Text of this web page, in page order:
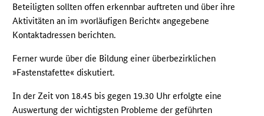
Beteiligten sollten offen erkennbar auftreten und über ihre
Aktivitäten an im »vorläufigen Bericht« angegebene
Kontaktadressen berichten.
Ferner wurde über die Bildung einer überbezirklichen
»Fastenstafette« diskutiert.
In der Zeit von 18.45 bis gegen 19.30 Uhr erfolgte eine
Auswertung der wichtigsten Probleme der geführten